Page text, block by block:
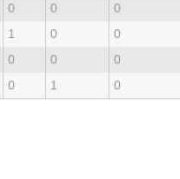
0 0
0
1 0
0
0 0
0
0 1 0